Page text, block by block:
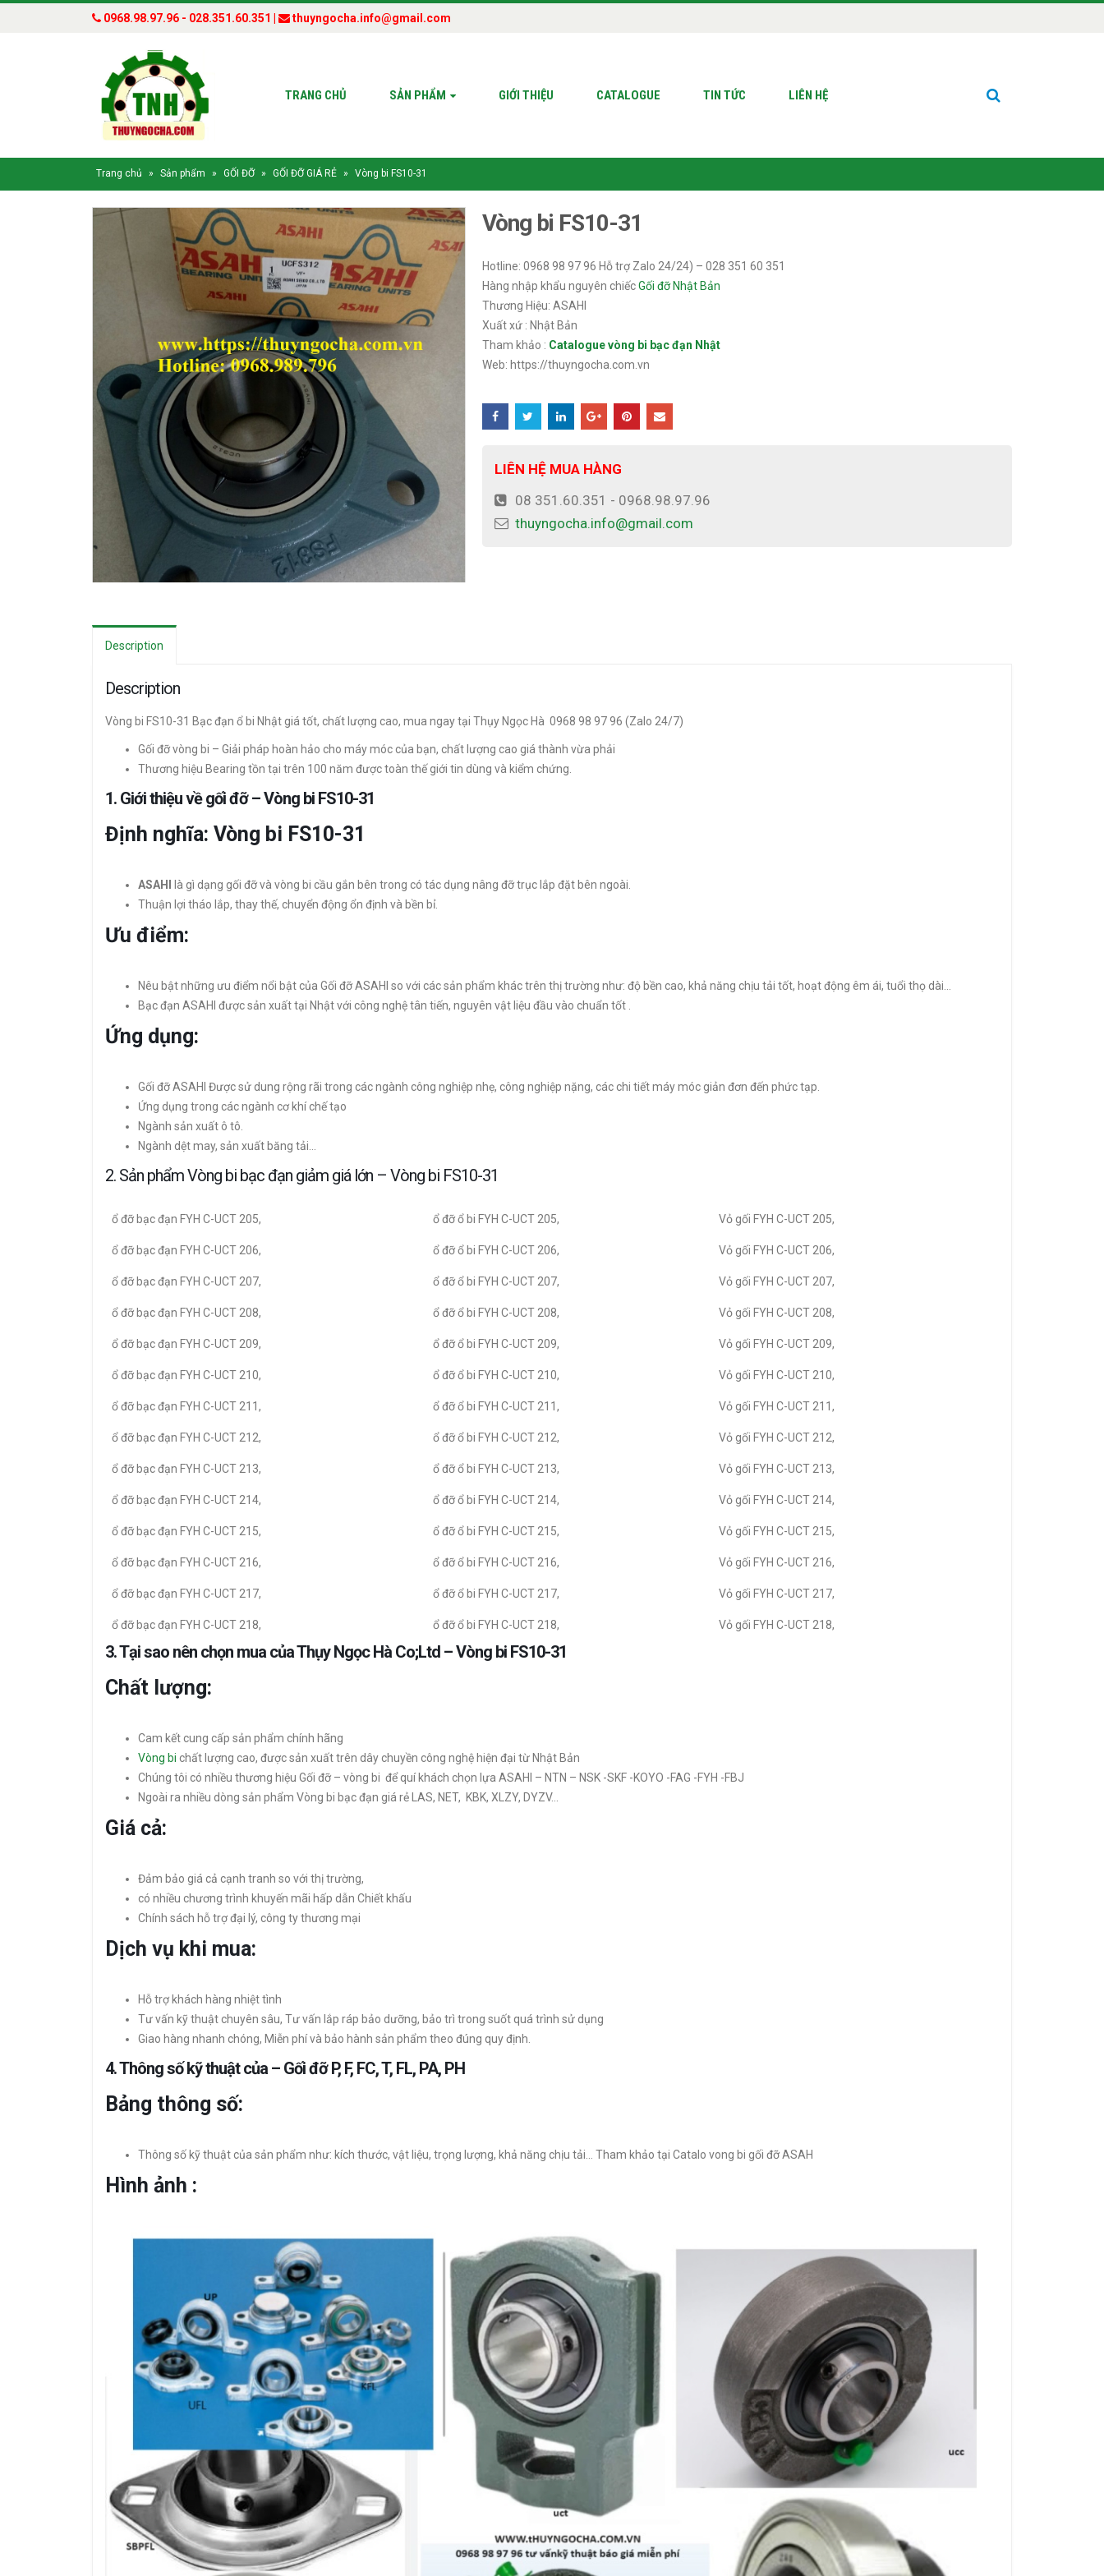
0968.98.97.96 - 028.351.60.351 | thuyngocha.info@gmail.com
TRANG CHỦ SẢN PHẨM GIỚI THIỆU CATALOGUE TIN TỨC LIÊN HỆ
Trang chủ » Sản phẩm » GỐI ĐỠ » GỐI ĐỠ GIÁ RẺ » Vòng bi FS10-31
Vòng bi FS10-31
Hotline: 0968 98 97 96 Hỗ trợ Zalo 24/24) – 028 351 60 351
Hàng nhập khẩu nguyên chiếcGối đỡ Nhật Bản
Thương Hiệu: ASAHI
Xuất xứ : Nhật Bản
Tham khảo : Catalogue vòng bi bạc đạn Nhật
Web: https://thuyngocha.com.vn
LIÊN HỆ MUA HÀNG
08 351.60.351 - 0968.98.97.96
thuyngocha.info@gmail.com
Description
Description
Vòng bi FS10-31 Bạc đạn ổ bi Nhật giá tốt, chất lượng cao, mua ngay tại Thụy Ngọc Hà 0968 98 97 96 (Zalo 24/7)
Gối đỡ vòng bi – Giải pháp hoàn hảo cho máy móc của bạn, chất lượng cao giá thành vừa phải
Thương hiệu Bearing tồn tại trên 100 năm được toàn thế giới tin dùng và kiểm chứng.
1. Giới thiệu về gối đỡ – Vòng bi FS10-31
Định nghĩa: Vòng bi FS10-31
ASAHI
là gì dạng gối đỡ và vòng bi cầu gắn bên trong có tác dụng nâng đỡ trục lắp đặt bên ngoài.
Thuận lợi tháo lắp, thay thế, chuyển động ổn định và bền bỉ.
Ưu điểm:
Nêu bật những ưu điểm nổi bật của Gối đỡ ASAHI so với các sản phẩm khác trên thị trường như: độ bền cao, khả năng chịu tải tốt, hoạt động êm ái, tuổi thọ dài…
Bạc đạn ASAHI được sản xuất tại Nhật với công nghệ tân tiến, nguyên vật liệu đầu vào chuẩn tốt .
Ứng dụng:
Gối đỡ ASAHI Được sử dung rộng rãi trong các ngành công nghiệp nhẹ, công nghiệp nặng, các chi tiết máy móc giản đơn đến phức tạp.
Ứng dụng trong các ngành cơ khí chế tạo
Ngành sản xuất ô tô.
Ngành dệt may, sản xuất băng tải…
2. Sản phẩm Vòng bi bạc đạn giảm giá lớn – Vòng bi FS10-31
ổ đỡ bạc đạn FYH C-UCT 205, ổ đỡ ổ bi FYH C-UCT 205, Vỏ gối FYH C-UCT 205,
ổ đỡ bạc đạn FYH C-UCT 206, ổ đỡ ổ bi FYH C-UCT 206, Vỏ gối FYH C-UCT 206,
ổ đỡ bạc đạn FYH C-UCT 207, ổ đỡ ổ bi FYH C-UCT 207, Vỏ gối FYH C-UCT 207,
ổ đỡ bạc đạn FYH C-UCT 208, ổ đỡ ổ bi FYH C-UCT 208, Vỏ gối FYH C-UCT 208,
ổ đỡ bạc đạn FYH C-UCT 209, ổ đỡ ổ bi FYH C-UCT 209, Vỏ gối FYH C-UCT 209,
ổ đỡ bạc đạn FYH C-UCT 210, ổ đỡ ổ bi FYH C-UCT 210, Vỏ gối FYH C-UCT 210,
ổ đỡ bạc đạn FYH C-UCT 211, ổ đỡ ổ bi FYH C-UCT 211, Vỏ gối FYH C-UCT 211,
ổ đỡ bạc đạn FYH C-UCT 212, ổ đỡ ổ bi FYH C-UCT 212, Vỏ gối FYH C-UCT 212,
ổ đỡ bạc đạn FYH C-UCT 213, ổ đỡ ổ bi FYH C-UCT 213, Vỏ gối FYH C-UCT 213,
ổ đỡ bạc đạn FYH C-UCT 214, ổ đỡ ổ bi FYH C-UCT 214, Vỏ gối FYH C-UCT 214,
ổ đỡ bạc đạn FYH C-UCT 215, ổ đỡ ổ bi FYH C-UCT 215, Vỏ gối FYH C-UCT 215,
ổ đỡ bạc đạn FYH C-UCT 216, ổ đỡ ổ bi FYH C-UCT 216, Vỏ gối FYH C-UCT 216,
ổ đỡ bạc đạn FYH C-UCT 217, ổ đỡ ổ bi FYH C-UCT 217, Vỏ gối FYH C-UCT 217,
ổ đỡ bạc đạn FYH C-UCT 218, ổ đỡ ổ bi FYH C-UCT 218, Vỏ gối FYH C-UCT 218,
3. Tại sao nên chọn mua của Thụy Ngọc Hà Co;Ltd – Vòng bi FS10-31
Chất lượng:
Cam kết cung cấp sản phẩm chính hãng
Vòng bi chất lượng cao, được sản xuất trên dây chuyền công nghệ hiện đại từ Nhật Bản
Chúng tôi có nhiều thương hiệu Gối đỡ – vòng bi để quí khách chọn lựa ASAHI – NTN – NSK -SKF -KOYO -FAG -FYH -FBJ
Ngoài ra nhiều dòng sản phẩm Vòng bi bạc đạn giá rẻ LAS, NET, KBK, XLZY, DYZV…
Giá cả:
Đảm bảo giá cả cạnh tranh so với thị trường,
có nhiều chương trình khuyến mãi hấp dẫn Chiết khấu
Chính sách hỗ trợ đại lý, công ty thương mại
Dịch vụ khi mua:
Hỗ trợ khách hàng nhiệt tình
Tư vấn kỹ thuật chuyên sâu, Tư vấn lắp ráp bảo dưỡng, bảo trì trong suốt quá trình sử dụng
Giao hàng nhanh chóng, Miễn phí và bảo hành sản phẩm theo đúng quy định.
4. Thông số kỹ thuật của – Gối đỡ P, F, FC, T, FL, PA, PH
Bảng thông số:
Thông số kỹ thuật của sản phẩm như: kích thước, vật liệu, trọng lượng, khả năng chịu tải… Tham khảo tại Catalo vong bi gối đỡ ASAH
Hình ảnh :